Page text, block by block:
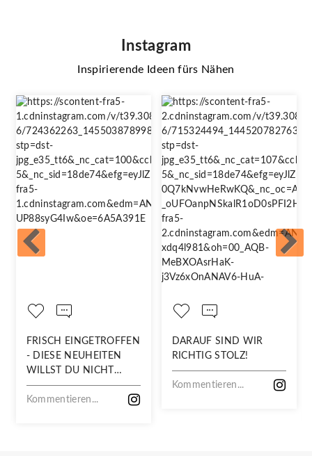
Instagram
Inspirierende Ideen fürs Nähen
FRISCH EINGETROFFEN
- DIESE NEUHEITEN
WILLST DU NICHT
VERPASSEN!
Kommentieren...
DARAUF SIND WIR
RICHTIG STOLZ!
Kommentieren...